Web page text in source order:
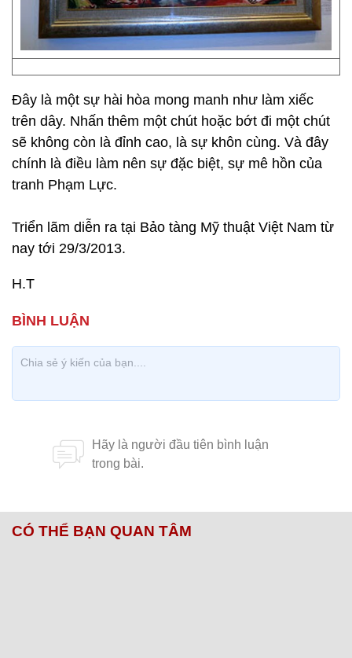
Đây là một sự hài hòa mong manh như làm xiếc
trên dây. Nhấn thêm một chút hoặc bớt đi một chút
sẽ không còn là đỉnh cao, là sự khôn cùng. Và đây
chính là điều làm nên sự đặc biệt, sự mê hồn của
tranh Phạm Lực.
Triển lãm diễn ra tại Bảo tàng Mỹ thuật Việt Nam từ
nay tới 29/3/2013.
H.T
CÓ THỂ BẠN QUAN TÂM